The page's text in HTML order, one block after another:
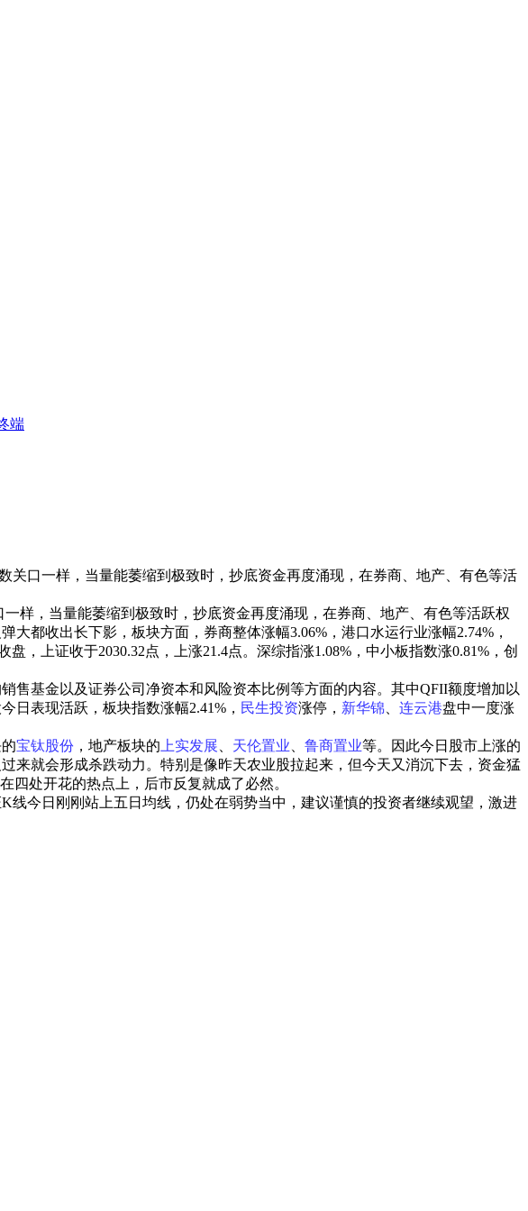
端
口一样，当量能萎缩到极致时，抄底资金再度涌现，在券商、地产、有色等活
，当量能萎缩到极致时，抄底资金再度涌现，在券商、地产、有色等活跃权
都收出长下影，板块方面，券商整体涨幅3.06%，港口水运行业涨幅2.74%，
，上证收于2030.32点，上涨21.4点。深综指涨1.08%，中小板指数涨0.81%，创
基金以及证券公司净资本和风险资本比例等方面的内容。其中QFII额度增加以
日表现活跃，板块指数涨幅2.41%， 民生投资涨停， 新华锦 连云港盘中一度涨
宝钛股份 ，地产板块的 上实发展 天伦置业 鲁商置业等。因此今日股市上涨的
来就会形成杀跌动力。特别是像昨天农业股拉起来，但今天又消沉下去，资金猛
四处开花的热点上，后市反复就成了必然。
今日刚刚站上五日均线，仍处在弱势当中，建议谨慎的投资者继续观望，激进